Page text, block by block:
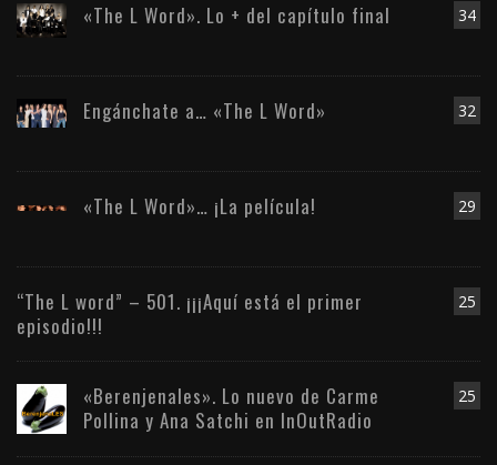
34
«The L Word». Lo + del capítulo final
32
Engánchate a… «The L Word»
29
«The L Word»… ¡La película!
25
“The L word” – 501. ¡¡¡Aquí está el primer
episodio!!!
25
«Berenjenales». Lo nuevo de Carme
Pollina y Ana Satchi en InOutRadio